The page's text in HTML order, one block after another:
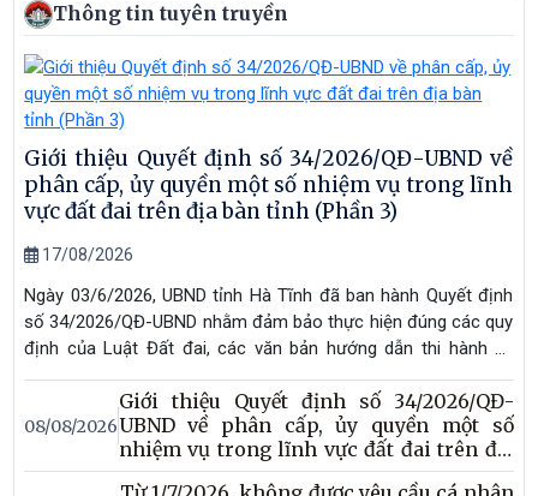
Thông tin tuyên truyền
Giới thiệu Quyết định số 34/2026/QĐ-UBND về
phân cấp, ủy quyền một số nhiệm vụ trong lĩnh
vực đất đai trên địa bàn tỉnh (Phần 3)
17/08/2026
Ngày 03/6/2026, UBND tỉnh Hà Tĩnh đã ban hành Quyết định
số 34/2026/QĐ-UBND nhằm đảm bảo thực hiện đúng các quy
định của Luật Đất đai, các văn bản hướng dẫn thi hành và
pháp luật có liên quan; giải quyết những bất cập, tồn tại trong
thực tiễn, tạo điều kiện thuận lợi để Luật Đất đai thực sự đi
vào cuộc sống, phục vụ tích cực cho phát triển kinh tế - xã
hội; đồng thời tạo tính chủ động, nâng cao trách nhiệm cho
chính quyền địa phương trong việc thực hiện chức năng quản
08/08/2026
Giới thiệu Quyết định số 34/2026/QĐ-
UBND về phân cấp, ủy quyền một số
nhiệm vụ trong lĩnh vực đất đai trên địa
bàn tỉnh (Phần 2)